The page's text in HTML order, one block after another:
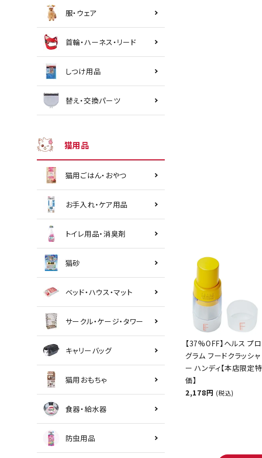
服・ウェア
首輪・ハーネス・リード
しつけ用品
替え・交換パーツ
猫用品
猫用ごはん・おやつ
お手入れ・ケア用品
トイレ用品・消臭剤
猫砂
ベッド・ハウス・マット
サークル・ケージ・タワー
キャリーバッグ
猫用おもちゃ
食器・給水器
防虫用品
【37%OFF】ヘルス プロ
グラム フードクラッシャ
ー ハンディ【本店限定特
価】
2,178円 (税込)